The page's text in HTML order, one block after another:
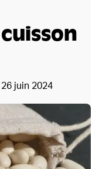
juin 2024